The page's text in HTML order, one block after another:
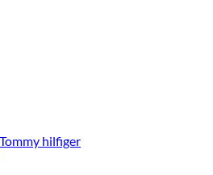
C:
glucósido o palmitato de ascorbilo, que
a oxidarse.
la piel, como ácido hialurónico, vitamina E,
retinol con vitamina C en tu rutina de cuidado
La vitamina C es conocida por sus
que significa que ayuda a proteger la piel
radicales libres, que pueden estar
hilfiger